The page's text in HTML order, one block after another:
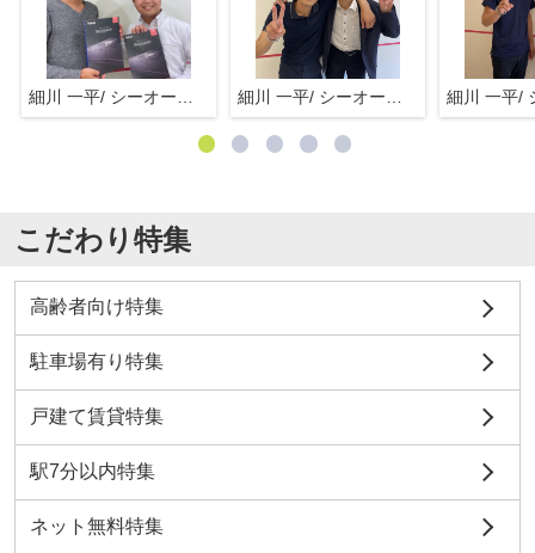
こだわり特集
高齢者向け特集
駐車場有り特集
戸建て賃貸特集
駅7分以内特集
ネット無料特集